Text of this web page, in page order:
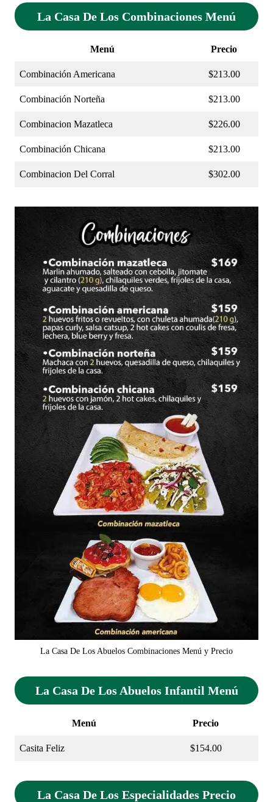
La Casa De Los Combinaciones Menú
Menú Precio
Combinación Americana $213.00
Combinación Norteña $213.00
Combinacion Mazatleca $226.00
Combinación Chicana $213.00
Combinacion Del Corral $302.00
La Casa De Los Abuelos Combinaciones Menú y Precio
La Casa De Los Abuelos Infantil Menú
Menú Precio
Casita Feliz $154.00
La Casa De Los Especialidades Precio